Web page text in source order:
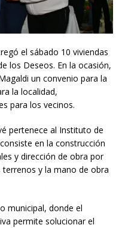
el sábado 10 viviendas
los Deseos. En la ocasión,
un convenio para la
la localidad,
para los vecinos.
pertenece al Instituto de
en la construcción
y dirección de obra por
y la mano de obra
municipal, donde el
permite solucionar el